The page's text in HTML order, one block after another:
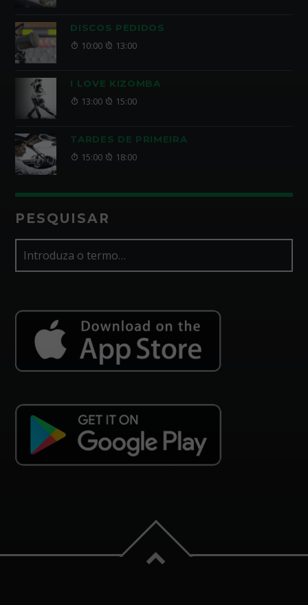
DISCOS PEDIDOS
10:00 13:00
I LOVE KIZOMBA
13:00 15:00
TARDES DE PRIMEIRA
15:00 18:00
PESQUISAR